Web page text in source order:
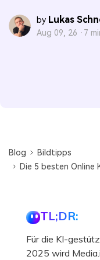
by Lukas
Aug 09, 26 · 7
Blog
Bildtipps
Die 5 besten Online
TL;DR:
Für die KI-
2025 wird